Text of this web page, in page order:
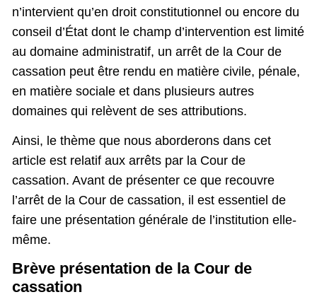
n’intervient qu’en droit constitutionnel ou encore du
conseil d’État dont le champ d’intervention est limité
au domaine administratif, un arrêt de la Cour de
cassation peut être rendu en matière civile, pénale,
en matière sociale et dans plusieurs autres
domaines qui relèvent de ses attributions.
Ainsi, le thème que nous aborderons dans cet
article est relatif aux arrêts par la Cour de
cassation. Avant de présenter ce que recouvre
l’arrêt de la Cour de cassation, il est essentiel de
faire une présentation générale de l’institution elle-
même.
Brève présentation de la Cour de
cassation